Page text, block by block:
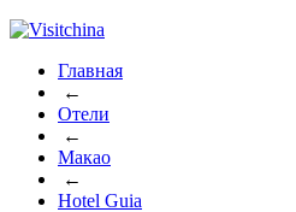
Главная
←
Отели
←
Макао
←
Hotel Guia